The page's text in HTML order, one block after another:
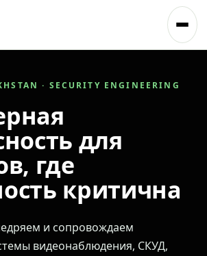
· SECURITY ENGINEERING
для
где
критична
и сопровождаем
видеонаблюдения, СКУД,